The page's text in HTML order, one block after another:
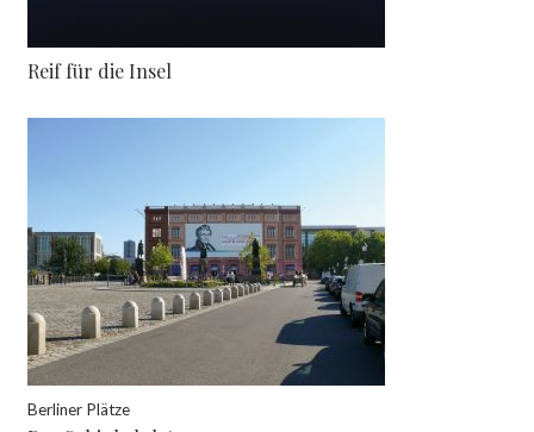
Reif für die Insel
Berliner Plätze